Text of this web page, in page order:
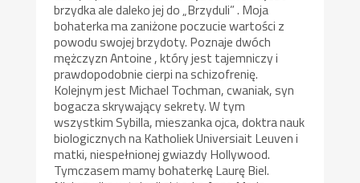
brzydka ale daleko jej do „Brzyduli” . Moja
bohaterka ma zaniżone poczucie wartości z
powodu swojej brzydoty. Poznaje dwóch
mężczyzn Antoine , który jest tajemniczy i
prawdopodobnie cierpi na schizofrenię.
Kolejnym jest Michael Tochman, cwaniak, syn
bogacza skrywający sekrety. W tym
wszystkim Sybilla, mieszanka ojca, doktra nauk
biologicznych na Katholiek Universiait Leuven i
matki, niespełnionej gwiazdy Hollywood.
Tymczasem mamy bohaterkę Laurę Biel.